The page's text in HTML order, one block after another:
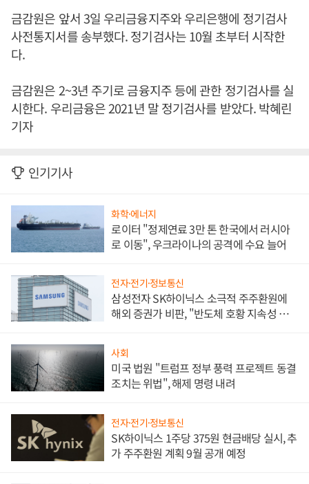
금감원은 앞서 3일 우리금융지주와 우리은행에 정기검사
사전통지서를 송부했다. 정기검사는 10월 초부터 시작한
다.
금감원은 2~3년 주기로 금융지주 등에 관한 정기검사를 실
시한다. 우리금융은 2021년 말 정기검사를 받았다. 박혜린
기자
인기기사
화학·에너지
로이터 "정제연료 3만 톤 한국에서 러시아
로 이동", 우크라이나의 공격에 수요 늘어
전자·전기·정보통신
삼성전자 SK하이닉스 소극적 주주환원에
해외 증권가 비판, "반도체 호황 지속성 의
사회
미국 법원 "트럼프 정부 풍력 프로젝트 동결
조치는 위법", 해제 명령 내려
전자·전기·정보통신
SK하이닉스 1주당 375원 현금배당 실시, 추
가 주주환원 계획 9월 공개 예정